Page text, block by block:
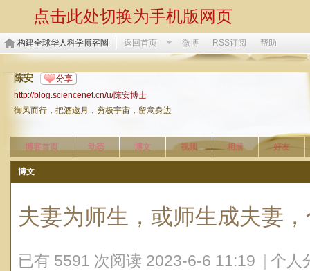
点击此处切换为手机版网页
构建全球华人科学博客圈 返回首页 微博 RSS订阅 帮助
陈安 分享
http://blog.sciencenet.cn/u/陈安博士
御风而行，把酒邀月，穷极宇宙，留意身边
博客首页 动态 博文 视频 相册 好友
博文
夫妻为师生，或师生成夫妻
已有 5591 次阅读 2023-6-6 11:19 个人